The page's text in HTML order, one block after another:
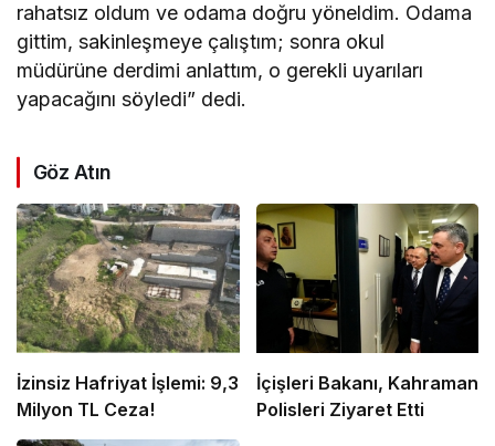
rahatsız oldum ve odama doğru yöneldim. Odama
gittim, sakinleşmeye çalıştım; sonra okul
müdürüne derdimi anlattım, o gerekli uyarıları
yapacağını söyledi” dedi.
Göz Atın
İzinsiz Hafriyat İşlemi: 9,3
Milyon TL Ceza!
İçişleri Bakanı, Kahraman
Polisleri Ziyaret Etti